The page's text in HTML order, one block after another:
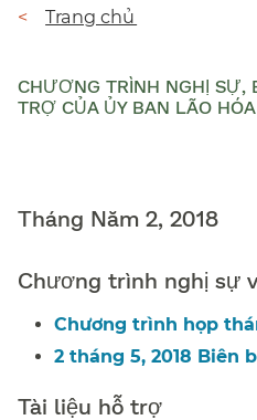
Đường
Trang chủ​​
CHƯƠNG TRÌNH NGHỊ SỰ,
TRỢ CỦA ỦY BAN LÃO
Tháng Năm 2, 2018​​
Chương trình nghị sự
Chương trình họp
2 tháng 5, 2018 Biên
Tài liệu hỗ trợ​​